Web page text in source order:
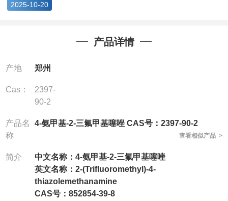
2025-10-20
产品详情
产地 郑州
Cas：
2397-
90-2
产品名
称
4-氨甲基-2-三氟甲基噻唑 CAS号：2397-90-2
查看相似产品 >
简介 中文名称： 4-氨甲基-2-三氟甲基噻唑
英文名称： 2-(Trifluoromethyl)-4-
thiazolemethanamine
CAS号： 852854-39-8